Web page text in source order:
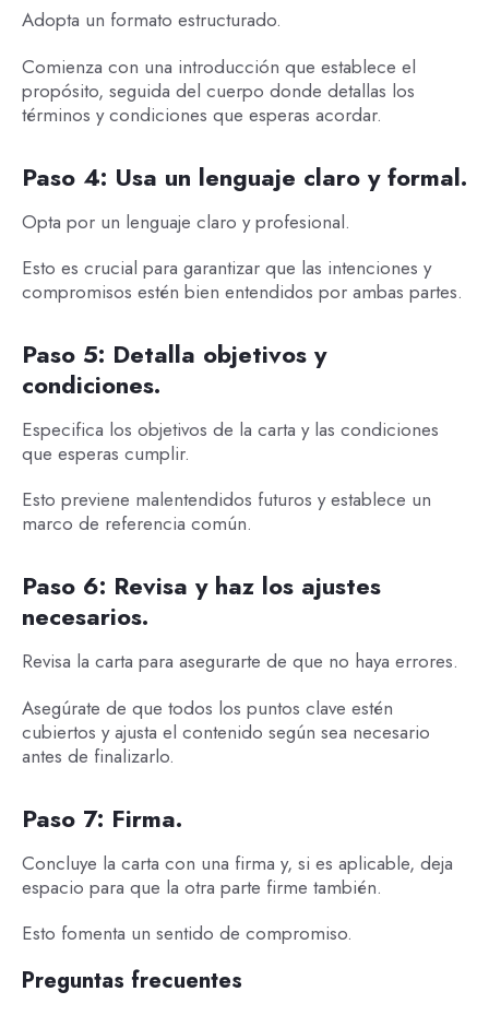
Adopta un formato estructurado.
Comienza con una introducción que establece el
propósito, seguida del cuerpo donde detallas los
términos y condiciones que esperas acordar.
Paso 4: Usa un lenguaje claro y formal.
Opta por un lenguaje claro y profesional.
Esto es crucial para garantizar que las intenciones y
compromisos estén bien entendidos por ambas partes.
Paso 5: Detalla objetivos y
condiciones.
Especifica los objetivos de la carta y las condiciones
que esperas cumplir.
Esto previene malentendidos futuros y establece un
marco de referencia común.
Paso 6: Revisa y haz los ajustes
necesarios.
Revisa la carta para asegurarte de que no haya errores.
Asegúrate de que todos los puntos clave estén
cubiertos y ajusta el contenido según sea necesario
antes de finalizarlo.
Paso 7: Firma.
Concluye la carta con una firma y, si es aplicable, deja
espacio para que la otra parte firme también.
Esto fomenta un sentido de compromiso.
Preguntas frecuentes